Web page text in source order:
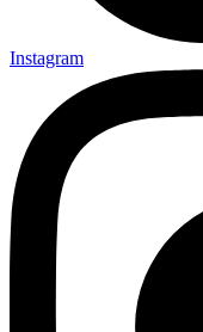
Instagram